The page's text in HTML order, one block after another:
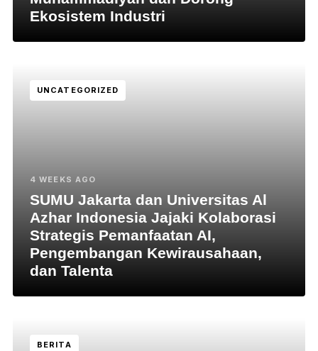
Ekosistem Industri
UNCATEGORIZED
4 WEEKS AGO
SUMU Jakarta dan Universitas Al
Azhar Indonesia Jajaki Kolaborasi
Strategis Pemanfaatan AI,
Pengembangan Kewirausahaan,
dan Talenta
BERITA